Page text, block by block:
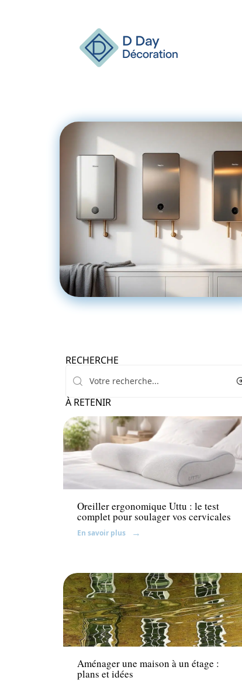
RECHERCHE
À RETENIR
Décoration Interieure
Oreiller ergonomique Uttu : le test
complet pour soulager vos cervicales
En savoir plus
Travaux
Aménager une maison à un étage :
plans et idées